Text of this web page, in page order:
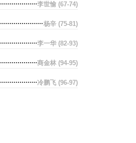
李世愉 (67-74)
杨辛 (75-81)
李一华 (82-93)
商金林 (94-95)
冷鹏飞 (96-97)